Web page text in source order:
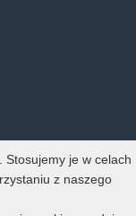
Stosujemy je w celach
z naszego